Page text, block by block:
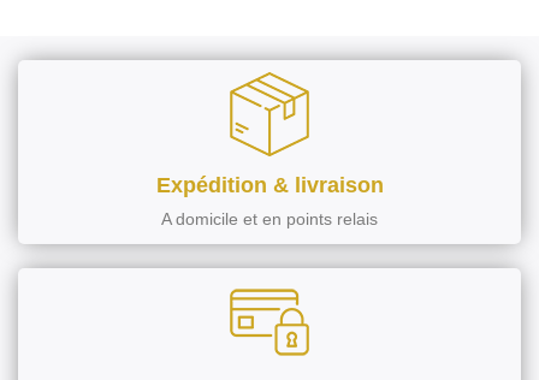
Expédition & livraison
A domicile et en points relais